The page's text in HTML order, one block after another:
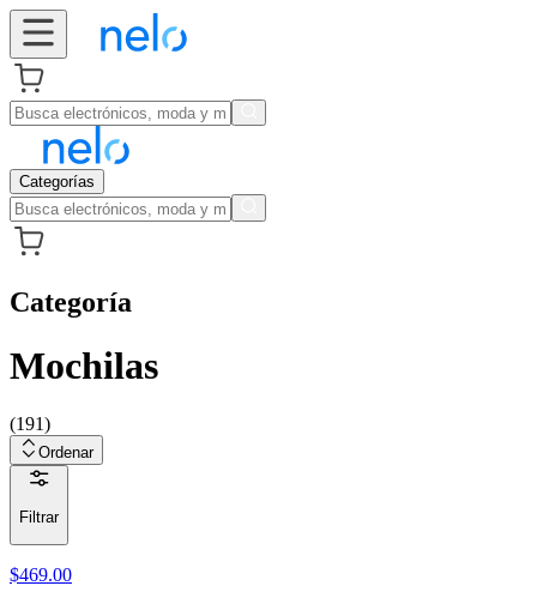
Categorías
Categoría
Mochilas
(191)
Ordenar
Filtrar
$469.00